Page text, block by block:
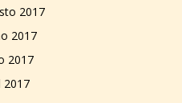
2017
2017
2017
2017